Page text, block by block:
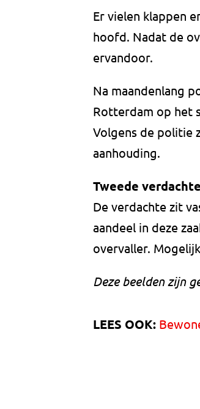
Er vielen klappen
hoofd. Nadat de
ervandoor.
Na maandenlang
Rotterdam op het
Volgens de politie
aanhouding.
Tweede verdachte
De verdachte zit
aandeel in deze
overvaller.
Deze beelden zijn
LEES OOK: